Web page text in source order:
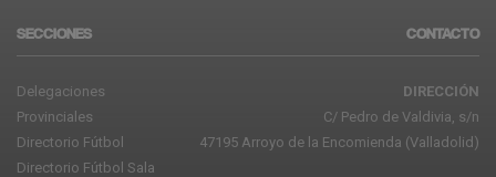
SECCIONES
Delegaciones
Provinciales
Directorio Fútbol
Directorio Fútbol Sala
CONTACTO
DIRECCIÓN
C/ Pedro de Valdivia, s/n
47195 Arroyo de la Encomienda (Valladolid)